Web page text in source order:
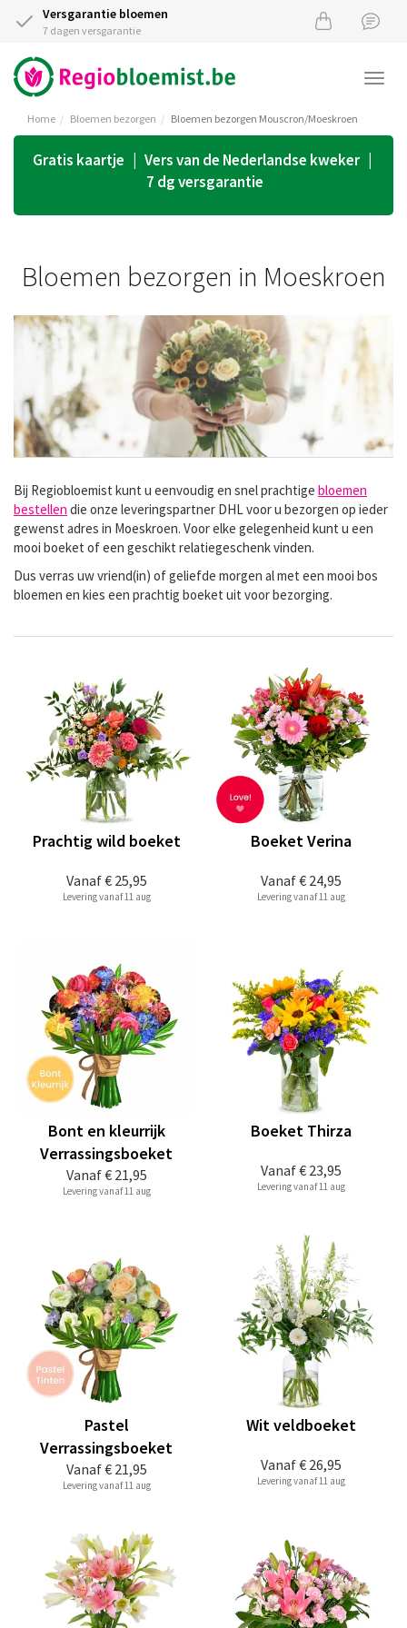
Versgarantie bloemen
7 dagen versgarantie
Home Bloemen bezorgen Bloemen bezorgen Mouscron/Moeskroen
Gratis kaartje | Vers van de Nederlandse kweker |
7 dg versgarantie
Bloemen bezorgen in Moeskroen
Bij Regiobloemist kunt u eenvoudig en snel prachtige bloemen
bestellen die onze leveringspartner DHL voor u bezorgen op ieder
gewenst adres in Moeskroen. Voor elke gelegenheid kunt u een
mooi boeket of een geschikt relatiegeschenk vinden.
Dus verras uw vriend(in) of geliefde morgen al met een mooi bos
bloemen en kies een prachtig boeket uit voor bezorging.
Vanaf€ 25,95
Prachtig wild boeket
Levering vanaf 11 aug
Vanaf€ 24,95
Boeket Verina
Levering vanaf 11 aug
Vanaf€ 21,95
Bont en kleurrijk
Verrassingsboeket
Levering vanaf 11 aug
Vanaf€ 23,95
Boeket Thirza
Levering vanaf 11 aug
Vanaf€ 21,95
Pastel
Verrassingsboeket
Levering vanaf 11 aug
Vanaf€ 26,95
Wit veldboeket
Levering vanaf 11 aug